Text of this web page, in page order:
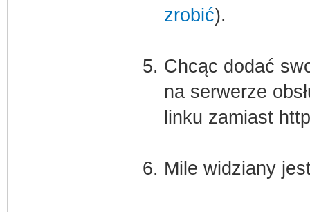
zrobić).
Chcąc dodać
na serwerze
linku zamiast
Mile widziany